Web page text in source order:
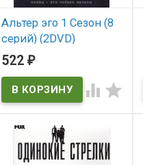
Альтер эго 1 Сезон (8
серий) (2DVD)
В наличии
522 ₽
 